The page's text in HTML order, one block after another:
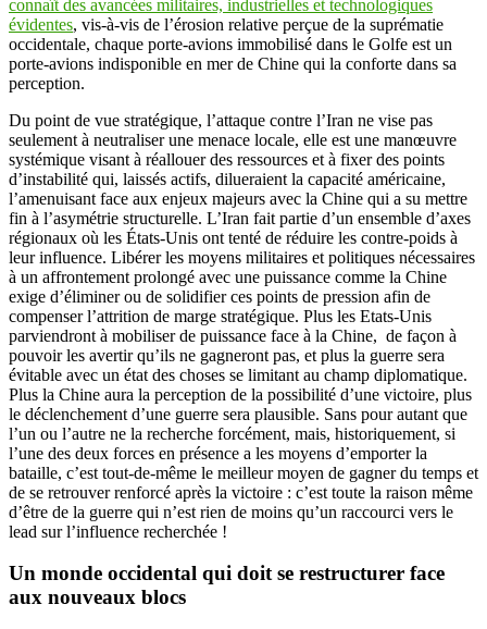
connaît des avancées militaires, industrielles et technologiques
évidentes, vis-à-vis de l’érosion relative perçue de la suprématie
occidentale, chaque porte-avions immobilisé dans le Golfe est un
porte-avions indisponible en mer de Chine qui la conforte dans sa
perception.
Du point de vue stratégique, l’attaque contre l’Iran ne vise pas
seulement à neutraliser une menace locale, elle est une manœuvre
systémique visant à réallouer des ressources et à fixer des points
d’instabilité qui, laissés actifs, dilueraient la capacité américaine,
l’amenuisant face aux enjeux majeurs avec la Chine qui a su mettre
fin à l’asymétrie structurelle. L’Iran fait partie d’un ensemble d’axes
régionaux où les États-Unis ont tenté de réduire les contre-poids à
leur influence. Libérer les moyens militaires et politiques nécessaires
à un affrontement prolongé avec une puissance comme la Chine
exige d’éliminer ou de solidifier ces points de pression afin de
compenser l’attrition de marge stratégique. Plus les Etats-Unis
parviendront à mobiliser de puissance face à la Chine, de façon à
pouvoir les avertir qu’ils ne gagneront pas, et plus la guerre sera
évitable avec un état des choses se limitant au champ diplomatique.
Plus la Chine aura la perception de la possibilité d’une victoire, plus
le déclenchement d’une guerre sera plausible. Sans pour autant que
l’un ou l’autre ne la recherche forcément, mais, historiquement, si
l’une des deux forces en présence a les moyens d’emporter la
bataille, c’est tout-de-même le meilleur moyen de gagner du temps et
de se retrouver renforcé après la victoire : c’est toute la raison même
d’être de la guerre qui n’est rien de moins qu’un raccourci vers le
lead sur l’influence recherchée !
Un monde occidental qui doit se restructurer face
aux nouveaux blocs